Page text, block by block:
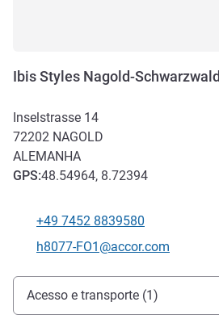
Ibis Styles Nagold-Schwarzwald
Inselstrasse 14
72202 NAGOLD
ALEMANHA
GPS:48.54964, 8.72394
Telefone
+49 7452 8839580
E-mail de contato
h8077-FO1@accor.com
Acesso e transporte
Acesso e transporte (1)